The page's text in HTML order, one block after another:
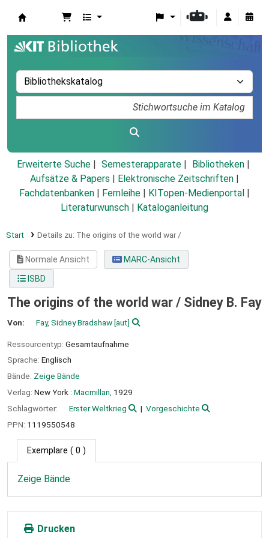
Erweiterte Suche Semesterapparate
Bibliotheken
Aufsätze & Papers
Elektronische Zeitschriften
Fachdatenbanken
Fernleihe KITopen-Medienportal
Literaturwunsch
Kataloganleitung
Start Details zu: The origins of the world war /
Normale Ansicht
MARC-Ansicht
ISBD
The origins of the world war / Sidney B. Fay
Von: Fay, Sidney Bradshaw[aut]
Ressourcentyp: Gesamtaufnahme
Sprache: Englisch
Bände: Zeige Bände
Verlag: New York : Macmillan, 1929
Schlagwörter:
Erster Weltkrieg
Vorgeschichte
PPN: 1119550548
Exemplare ( 0 )
Zeige Bände
Drucken